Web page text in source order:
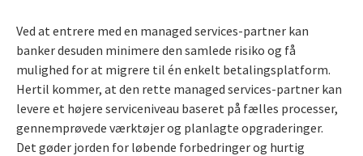
Ved at entrere med en managed services-partner kan
banker desuden minimere den samlede risiko og få
mulighed for at migrere til én enkelt betalingsplatform.
Hertil kommer, at den rette managed services-partner kan
levere et højere serviceniveau baseret på fælles processer,
gennemprøvede værktøjer og planlagte opgraderinger.
Det gøder jorden for løbende forbedringer og hurtig